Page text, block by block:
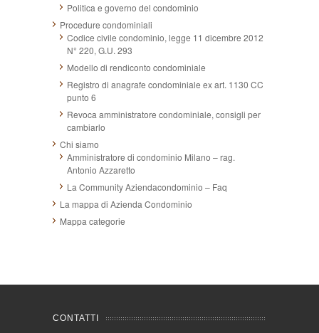
Politica e governo del condominio
Procedure condominiali
Codice civile condominio, legge 11 dicembre 2012
N° 220, G.U. 293
Modello di rendiconto condominiale
Registro di anagrafe condominiale ex art. 1130 CC
punto 6
Revoca amministratore condominiale, consigli per
cambiarlo
Chi siamo
Amministratore di condominio Milano – rag.
Antonio Azzaretto
La Community Aziendacondominio – Faq
La mappa di Azienda Condominio
Mappa categorie
CONTATTI